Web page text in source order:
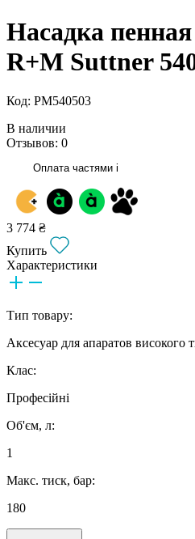
Насадка пенная
R+M Suttner
Код: РМ540503
В наличии
Отзывов: 0
Оплата частями i
3 774 ₴
Купить
Характеристики
Тип товару:
Аксесуар для апаратов високого
Клас:
Професійні
Об'єм, л:
1
Макс. тиск, бар:
180